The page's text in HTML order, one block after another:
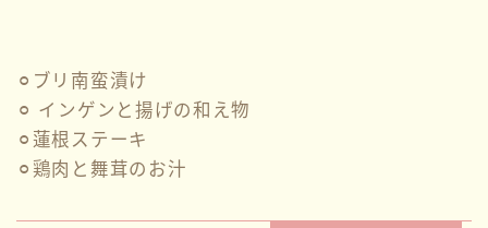
性教育
講座情報
⚪︎ブリ南蛮漬け
⚪︎ インゲンと揚げの和え物
⚪︎蓮根ステーキ
⚪︎鶏肉と舞茸のお汁